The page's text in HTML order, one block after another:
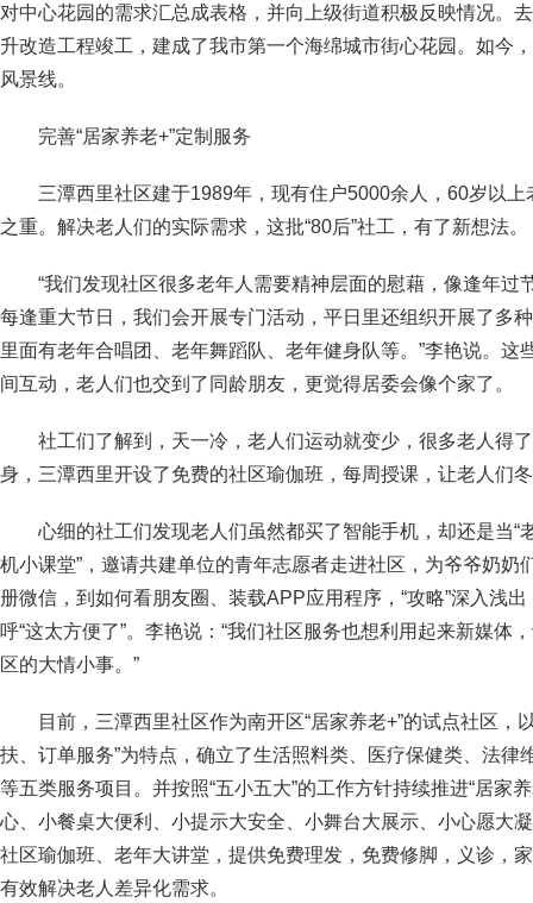
对中心花园的需求汇总成表格，并向上级街道积极反映情况。
升改造工程竣工，建成了我市第一个海绵城市街心花园。如今
风景线。
完善“居家养老+”定制服务
三潭西里社区建于1989年，现有住户5000余人，60岁以
之重。解决老人们的实际需求，这批“80后”社工，有了新想法。
“我们发现社区很多老年人需要精神层面的慰藉，像逢年过
每逢重大节日，我们会开展专门活动，平日里还组织开展了多
里面有老年合唱团、老年舞蹈队、老年健身队等。”李艳说。这
间互动，老人们也交到了同龄朋友，更觉得居委会像个家了。
社工们了解到，天一冷，老人们运动就变少，很多老人得
身，三潭西里开设了免费的社区瑜伽班，每周授课，让老人们
心细的社工们发现老人们虽然都买了智能手机，却还是当“
机小课堂”，邀请共建单位的青年志愿者走进社区，为爷爷奶奶
册微信，到如何看朋友圈、装载APP应用程序，“攻略”深入浅
呼“这太方便了”。李艳说：“我们社区服务也想利用起来新媒体
区的大情小事。”
目前，三潭西里社区作为南开区“居家养老+”的试点社区，
扶、订单服务”为特点，确立了生活照料类、医疗保健类、法律
等五类服务项目。并按照“五小五大”的工作方针持续推进“居家
心、小餐桌大便利、小提示大安全、小舞台大展示、小心愿大
社区瑜伽班、老年大讲堂，提供免费理发，免费修脚，义诊，
有效解决老人差异化需求。